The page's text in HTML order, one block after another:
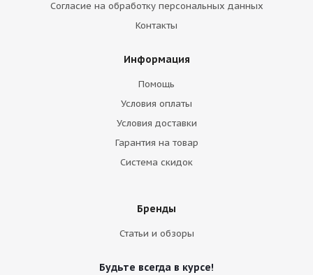
Согласие на обработку персональных данных
Контакты
Информация
Помощь
Условия оплаты
Условия доставки
Гарантия на товар
Система скидок
Бренды
Статьи и обзоры
Будьте всегда в курсе!